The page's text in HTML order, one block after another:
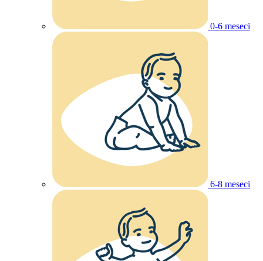
0-6 meseci
6-8 meseci